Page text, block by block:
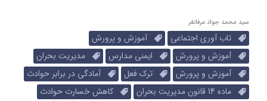
سید محمد جواد عرفانفر
تاب آوری اجتماعی
آموزش و پرورش
آموزش و پرورش
ایمنی مدارس
مدیریت بحران
آموزش و پرورش
ترک فعل
آمادگی در برابر حوادث
ماده 14 قانون مدیریت بحران
کاهش خسارت حوادث